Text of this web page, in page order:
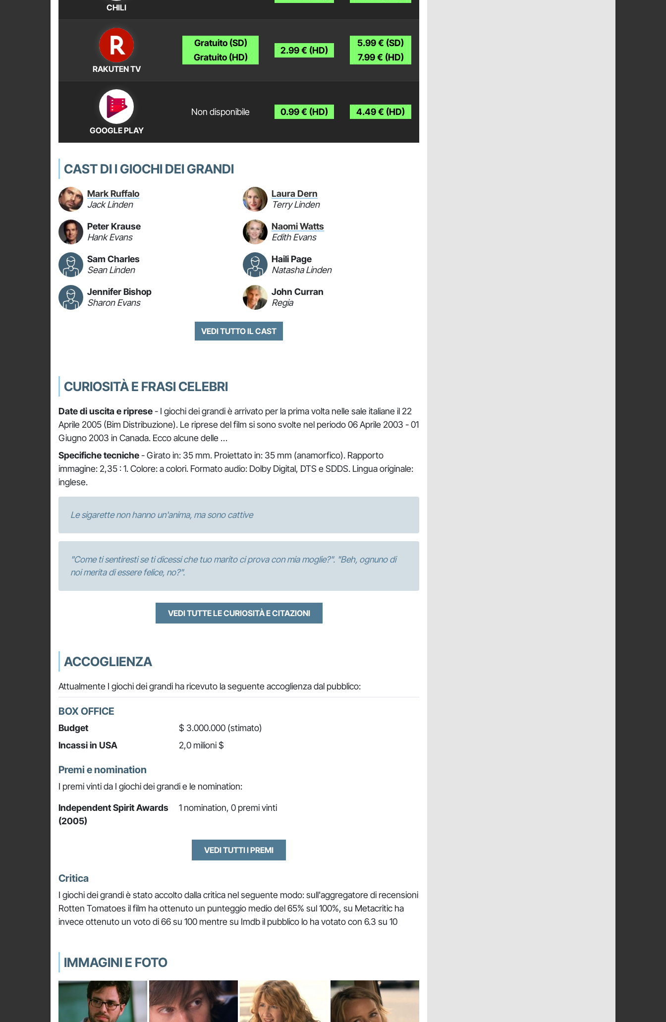
CHILI
RAKUTEN TV
Gratuito (SD)
Gratuito (HD)
2.99 € (HD)
5.99 € (SD)
7.99 € (HD)
GOOGLE PLAY
Non disponibile 0.99 € (HD) 4.49 € (HD)
CAST DI I GIOCHI DEI GRANDI
Mark Ruffalo
Jack Linden
Laura Dern
Terry Linden
Peter Krause
Hank Evans
Naomi Watts
Edith Evans
Sam Charles
Sean Linden
Haili Page
Natasha Linden
Jennifer Bishop
Sharon Evans
John Curran
Regia
VEDI TUTTO IL CAST
CURIOSITÀ E FRASI CELEBRI
Date di uscita e riprese- I giochi dei grandi è arrivato per la prima volta nelle sale italiane il 22
Aprile 2005 (Bim Distribuzione). Le riprese del film si sono svolte nel periodo 06 Aprile 2003 - 01
Giugno 2003 in Canada. Ecco alcune delle …
Specifiche tecniche- Girato in: 35 mm. Proiettato in: 35 mm (anamorfico). Rapporto
immagine: 2,35 : 1. Colore: a colori. Formato audio: Dolby Digital, DTS e SDDS. Lingua originale:
inglese.
Le sigarette non hanno un'anima, ma sono cattive
"Come ti sentiresti se ti dicessi che tuo marito ci prova con mia moglie?". "Beh, ognuno di
noi merita di essere felice, no?".
VEDI TUTTE LE CURIOSITÀ E CITAZIONI
ACCOGLIENZA
Attualmente I giochi dei grandi ha ricevuto la seguente accoglienza dal pubblico:
BOX OFFICE
Budget
$ 3.000.000 (stimato)
Incassi in USA
2,0 milioni $
Premi e nomination
I premi vinti da I giochi dei grandi e le nomination:
Independent Spirit Awards
(2005)
1 nomination, 0 premi vinti
VEDI TUTTI I PREMI
Critica
I giochi dei grandi è stato accolto dalla critica nel seguente modo: sull'aggregatore di recensioni
Rotten Tomatoes il film ha ottenuto un punteggio medio del 65% sul 100%, su Metacritic ha
invece ottenuto un voto di 66 su 100 mentre su Imdb il pubblico lo ha votato con 6.3 su 10
IMMAGINI E FOTO